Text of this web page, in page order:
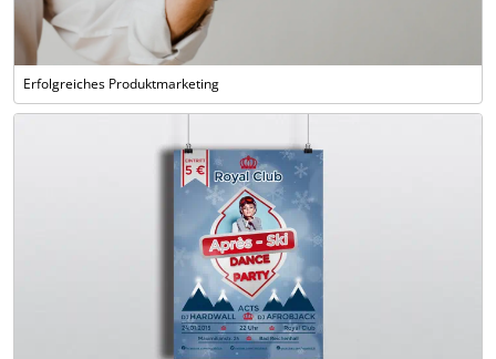
Erfolgreiches Produktmarketing